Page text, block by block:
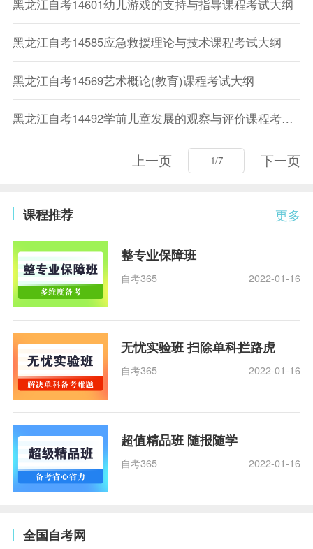
黑龙江自考14601幼儿游戏的支持与指导课程考试大纲
黑龙江自考14585应急救援理论与技术课程考试大纲
黑龙江自考14569艺术概论(教育)课程考试大纲
黑龙江自考14492学前儿童发展的观察与评价课程考试大纲
上一页 下一页
更多
课程推荐
整专业保障班
自考365 2022-01-16
无忧实验班 扫除单科拦路虎
自考365 2022-01-16
超值精品班 随报随学
自考365 2022-01-16
全国自考网